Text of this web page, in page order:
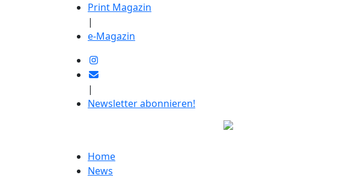
Print Magazin
|
e-Magazin
|
Newsletter abonnieren!
Home
News